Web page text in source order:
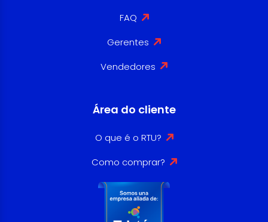
FAQ
Gerentes
Vendedores
Área do cliente
O que é o RTU?
Como comprar?